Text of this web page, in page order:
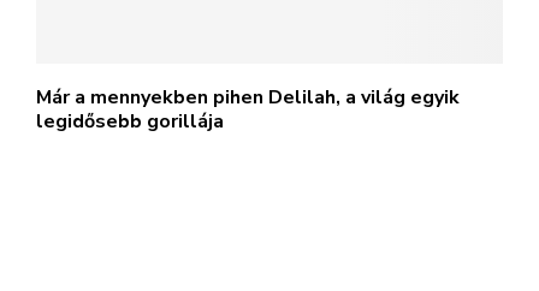
Már a mennyekben pihen Delilah, a világ egyik
legidősebb gorillája